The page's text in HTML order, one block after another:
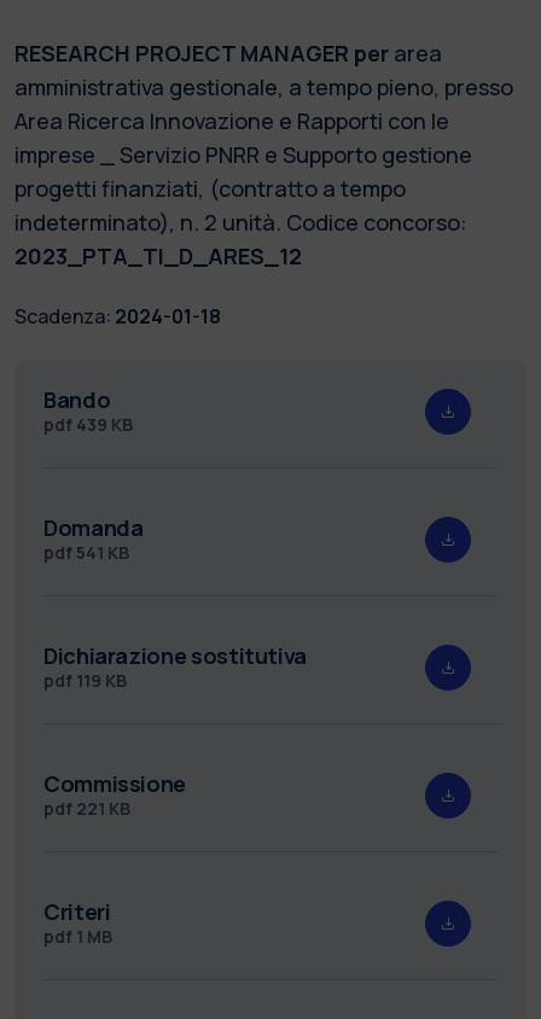
RESEARCH PROJECT MANAGER per area
amministrativa gestionale, a tempo pieno, presso
Area Ricerca Innovazione e Rapporti con le
imprese _ Servizio PNRR e Supporto gestione
progetti finanziati, (contratto a tempo
indeterminato), n. 2 unità. Codice concorso:
2023_PTA_TI_D_ARES_12
Scadenza: 2024-01-18
Bando
pdf 439 KB
Domanda
pdf 541 KB
Dichiarazione sostitutiva
pdf 119 KB
Commissione
pdf 221 KB
Criteri
pdf 1 MB